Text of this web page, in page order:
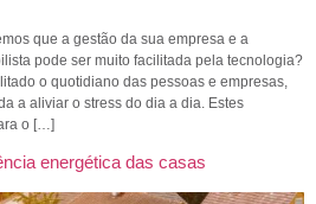
que a gestão da sua empresa e a
pode ser muito facilitada pela tecnologia?
o quotidiano das pessoas e empresas,
a aliviar o stress do dia a dia. Estes
o […]
energética das casas